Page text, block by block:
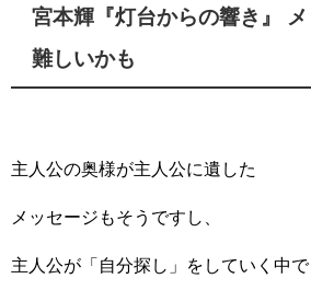
宮本輝『灯台からの響き』
難しいかも
主人公の奥様が主人公に遺した
メッセージもそうですし、
主人公が「自分探し」をしていく中で